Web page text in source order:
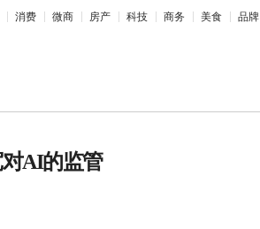
消费 微商 房产 科技 商务 美食 品牌
AI的监管